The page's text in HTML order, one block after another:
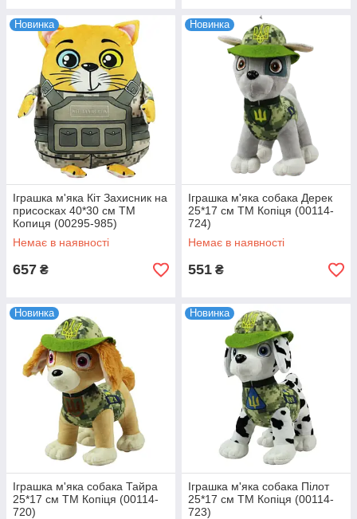
Новинка
Іграшка м'яка Кіт Захисник на
присосках 40*30 см ТМ
Копиця (00295-985)
Немає в наявності
657 ₴
Новинка
Іграшка м'яка собака Дерек
25*17 см ТМ Копіця (00114-
724)
Немає в наявності
551 ₴
Новинка
Іграшка м'яка собака Тайра
25*17 см ТМ Копіця (00114-
720)
Новинка
Іграшка м'яка собака Пілот
25*17 см ТМ Копіця (00114-
723)